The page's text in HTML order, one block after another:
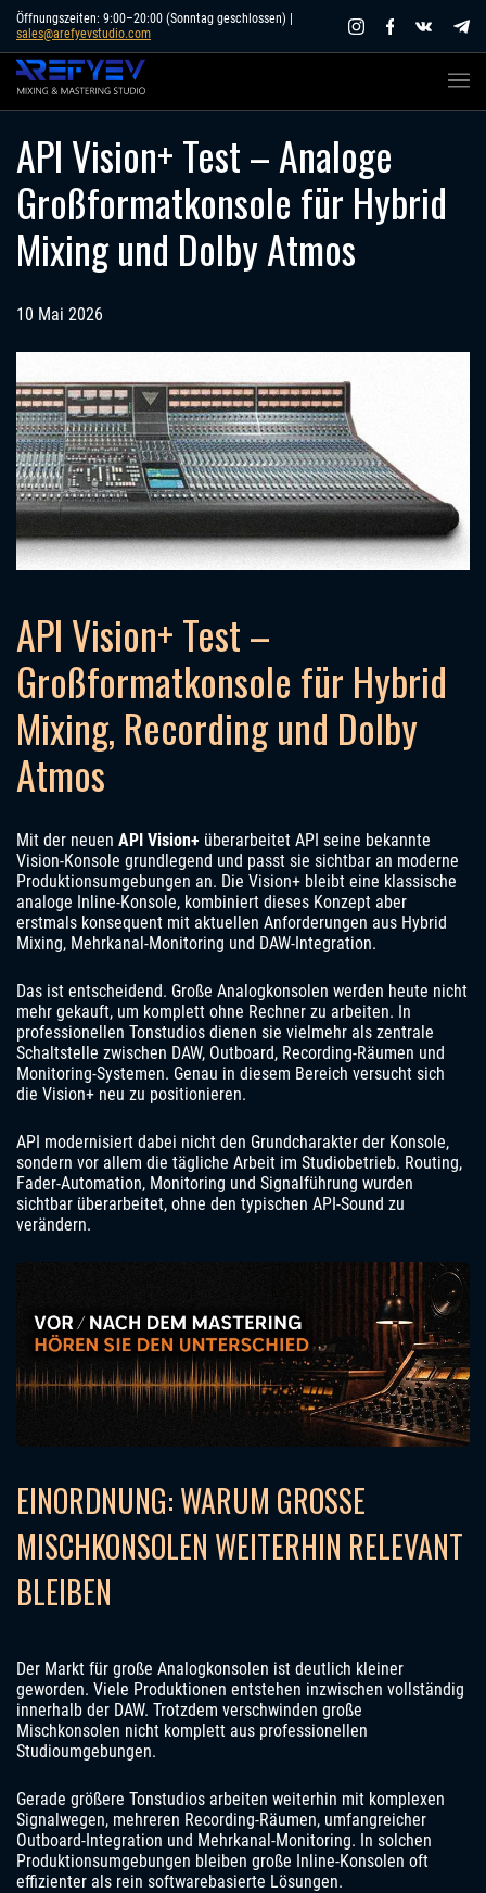
Skip
content
Öffnungszeiten: 9:00–20:00 (Sonntag geschlossen) |
sales@arefyevstudio.com
API Vision+ Test – Analoge
Großformatkonsole für Hybrid
Mixing und Dolby Atmos
10 Mai 2026
API Vision+ Test –
Großformatkonsole für Hybrid
Mixing, Recording und Dolby
Atmos
Mit der neuen API Vision+ überarbeitet API seine bekannte
Vision-Konsole grundlegend und passt sie sichtbar an moderne
Produktionsumgebungen an. Die Vision+ bleibt eine klassische
analoge Inline-Konsole, kombiniert dieses Konzept aber
erstmals konsequent mit aktuellen Anforderungen aus Hybrid
Mixing, Mehrkanal-Monitoring und DAW-Integration.
Das ist entscheidend. Große Analogkonsolen werden heute nicht
mehr gekauft, um komplett ohne Rechner zu arbeiten. In
professionellen Tonstudios dienen sie vielmehr als zentrale
Schaltstelle zwischen DAW, Outboard, Recording-Räumen und
Monitoring-Systemen. Genau in diesem Bereich versucht sich
die Vision+ neu zu positionieren.
API modernisiert dabei nicht den Grundcharakter der Konsole,
sondern vor allem die tägliche Arbeit im Studiobetrieb. Routing,
Fader-Automation, Monitoring und Signalführung wurden
sichtbar überarbeitet, ohne den typischen API-Sound zu
verändern.
EINORDNUNG: WARUM GROSSE M
ISCHKONSOLEN WEITERHIN RELEVANT B
LEIBEN
Der Markt für große Analogkonsolen ist deutlich kleiner
geworden. Viele Produktionen entstehen inzwischen vollständig
innerhalb der DAW. Trotzdem verschwinden große
Mischkonsolen nicht komplett aus professionellen
Studioumgebungen.
Gerade größere Tonstudios arbeiten weiterhin mit komplexen
Signalwegen, mehreren Recording-Räumen, umfangreicher
Outboard-Integration und Mehrkanal-Monitoring. In solchen
Produktionsumgebungen bleiben große Inline-Konsolen oft
effizienter als rein softwarebasierte Lösungen.